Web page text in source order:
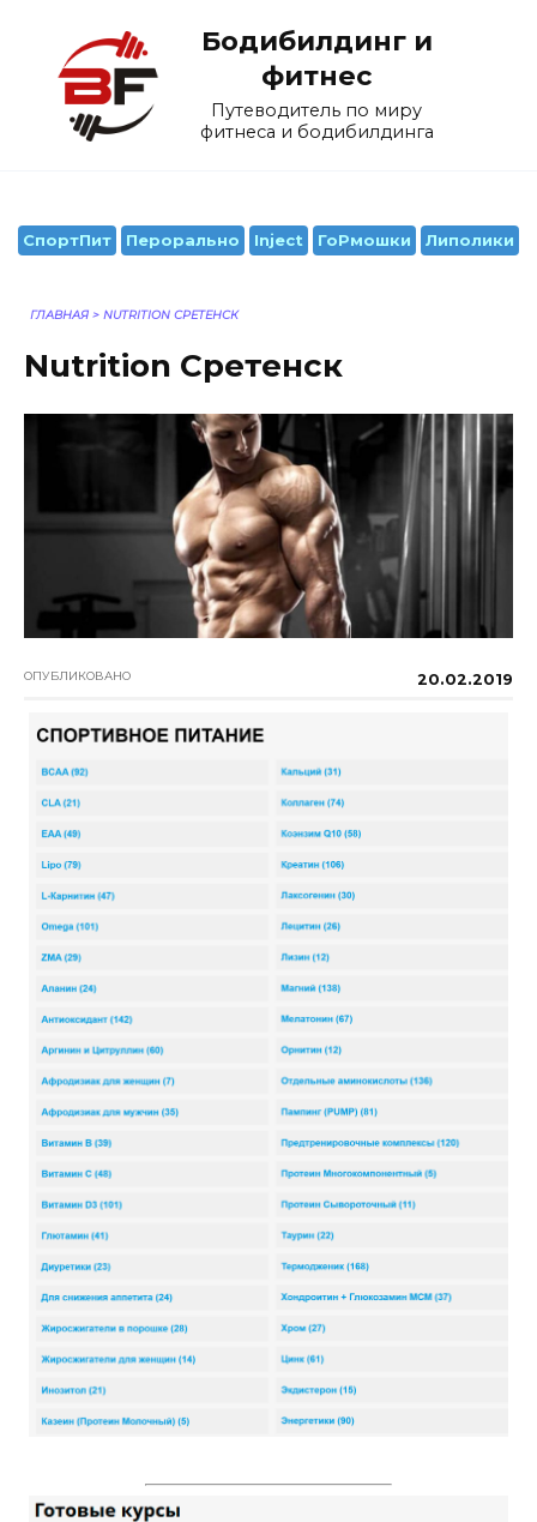
содержанию
Бодибилдинг и
фитнес
Путеводитель по миру
фитнеса и бодибилдинга
СпортПит Перорально Inject ГоРмошки Липолики
ГЛАВНАЯ > NUTRITION СРЕТЕНСК
Nutrition Сретенск
ОПУБЛИКОВАНО 20.02.2019